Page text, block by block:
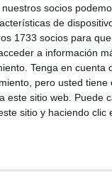
socios
de
1733 socios para
a información
Tenga en cuenta
pero usted
este sitio web. Puede
sitio y haciendo
que
Lirio.
en una jornada
el buen